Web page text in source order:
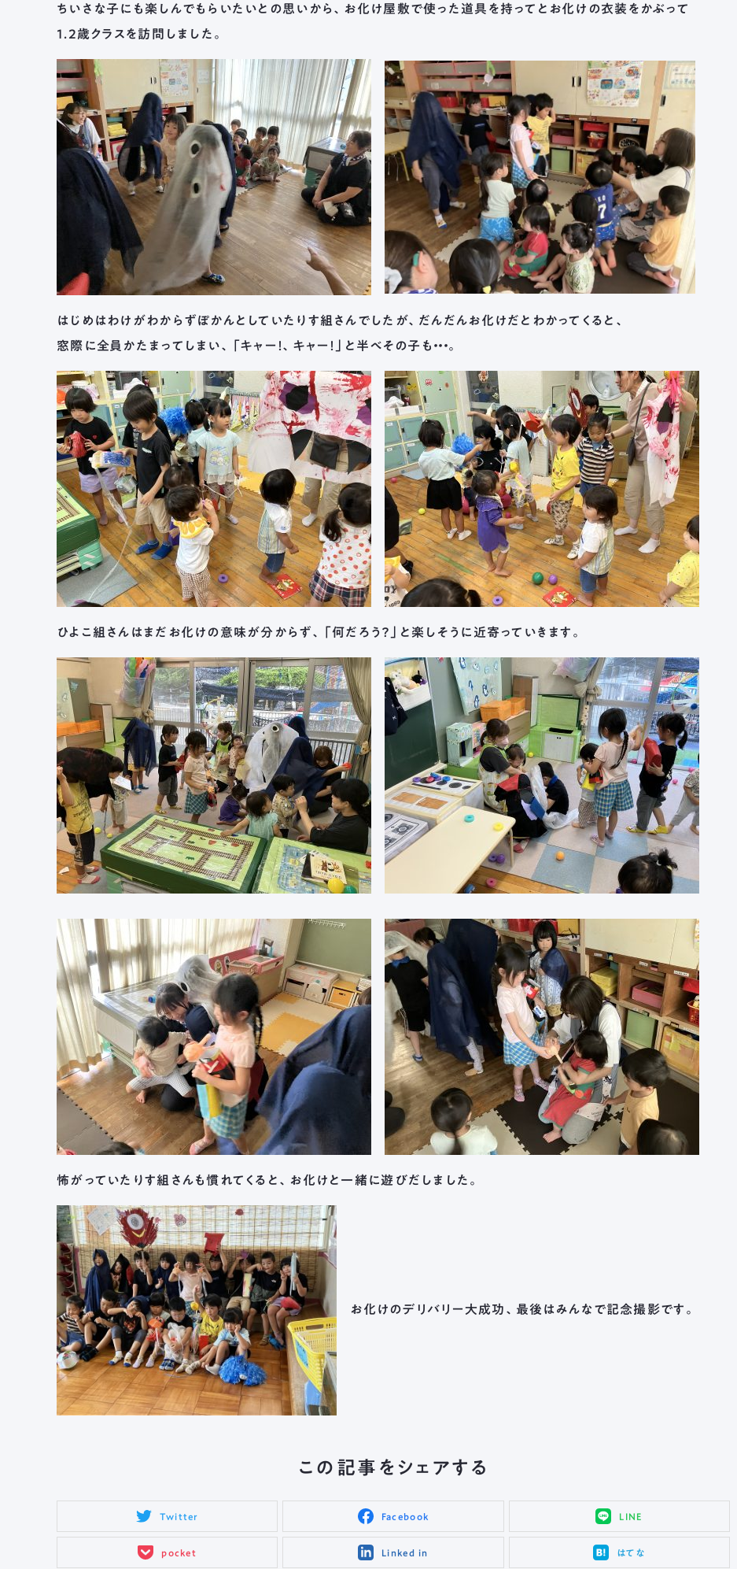
Menu
生活訓練はばたき
支援センター
工房はばたき
清流障がい者就業 ・
生活支援センターふなぶせ
岐阜市超短時間ワーク
応援センター
日野保育園
長森北保育園
採用情報募集要項
メールフォームまたは
お気軽にご連絡くださ
法人本部 TEL ：
受付時間 ： 平日
ちいさな子にも楽しんでもらいたいとの思いから、お化け屋敷で使った道具を持ってとお化けの衣装をかぶって
１．２歳クラスを訪問しました。
はじめはわけがわからずぽかんとしていたりす組さんでしたが、だんだんお化けだとわかってくると、
窓際に全員かたまってしまい、「キャー！、キャー！」と半べその子も・・・。
ひよこ組さんはまだお化けの意味が分からず、「何だろう？」と楽しそうに近寄っていきます。
怖がっていたりす組さんも慣れてくると、お化けと一緒に遊びだしました。
お化けのデリバリー大成功、最後はみんなで記念撮影です。
この記事をシェアする
Twitter Facebook LINE
pocket Linked in はてな